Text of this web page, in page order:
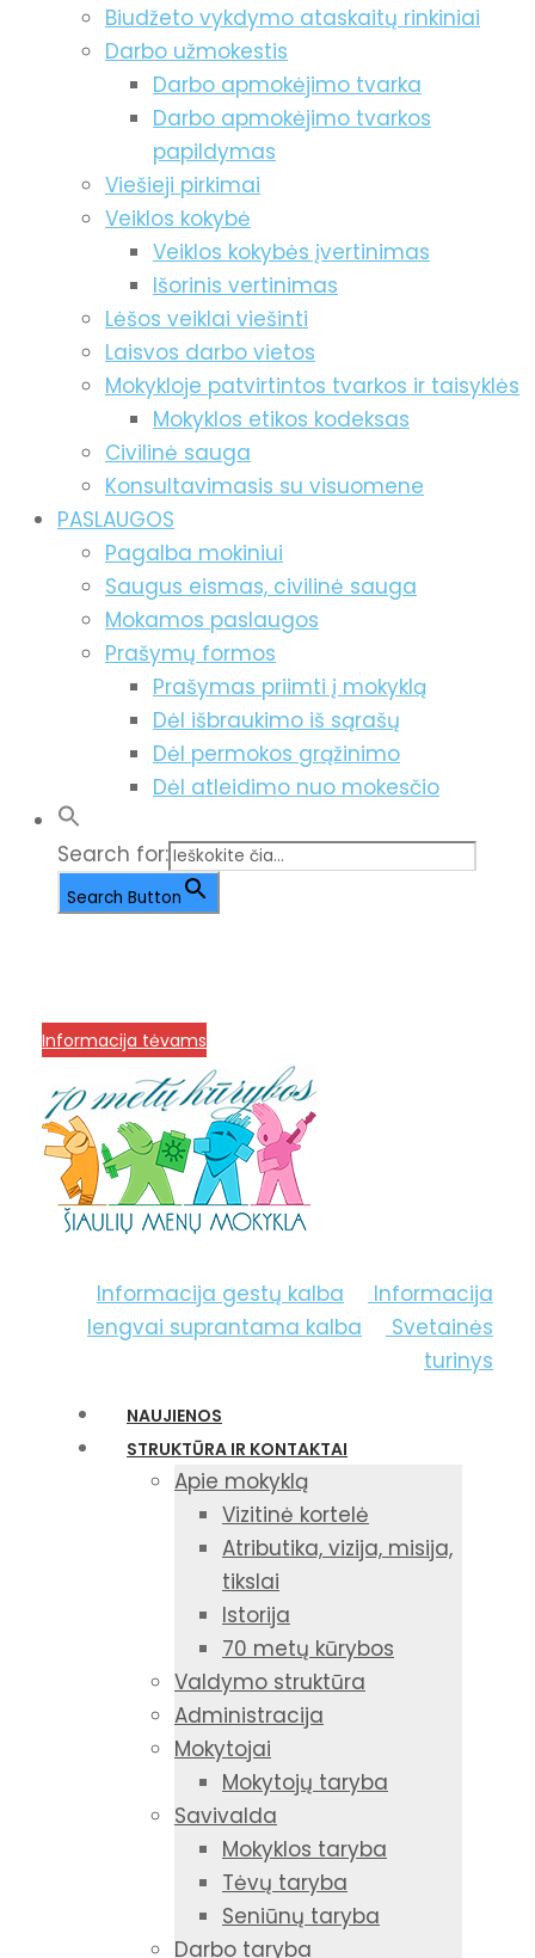
Biudžeto vykdymo ataskaitų rinkiniai
Darbo užmokestis
Darbo apmokėjimo tvarka
Darbo apmokėjimo tvarkos
papildymas
Viešieji pirkimai
Veiklos kokybė
Veiklos kokybės įvertinimas
Išorinis vertinimas
Lėšos veiklai viešinti
Laisvos darbo vietos
Mokykloje patvirtintos tvarkos ir taisyklės
Mokyklos etikos kodeksas
Civilinė sauga
Konsultavimasis su visuomene
PASLAUGOS
Pagalba mokiniui
Saugus eismas, civilinė sauga
Mokamos paslaugos
Prašymų formos
Prašymas priimti į mokyklą
Dėl išbraukimo iš sąrašų
Dėl permokos grąžinimo
Dėl atleidimo nuo mokesčio
Search for:
Search Button
Informacija tėvams
Informacija gestų kalba
Informacija
lengvai suprantama kalba
Svetainės
turinys
NAUJIENOS
STRUKTŪRA IR KONTAKTAI
Apie mokyklą
Vizitinė kortelė
Atributika, vizija, misija,
tikslai
Istorija
70 metų kūrybos
Valdymo struktūra
Administracija
Mokytojai
Mokytojų taryba
Savivalda
Mokyklos taryba
Tėvų taryba
Seniūnų taryba
Darbo taryba